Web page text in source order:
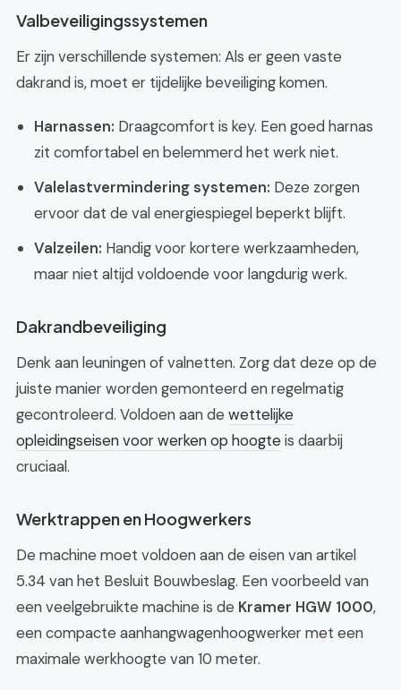
Valbeveiligingssystemen
Er zijn verschillende systemen: Als er geen vaste
dakrand is, moet er tijdelijke beveiliging komen.
Harnassen: Draagcomfort is key. Een goed harnas
zit comfortabel en belemmerd het werk niet.
Valelastvermindering systemen: Deze zorgen
ervoor dat de val energiespiegel beperkt blijft.
Valzeilen: Handig voor kortere werkzaamheden,
maar niet altijd voldoende voor langdurig werk.
Dakrandbeveiliging
Denk aan leuningen of valnetten. Zorg dat deze op de
juiste manier worden gemonteerd en regelmatig
gecontroleerd. Voldoen aan de wettelijke
opleidingseisen voor werken op hoogteis daarbij
cruciaal.
Werktrappen en Hoogwerkers
De machine moet voldoen aan de eisen van artikel
5.34 van het Besluit Bouwbeslag. Een voorbeeld van
een veelgebruikte machine is de Kramer HGW 1000,
een compacte aanhangwagenhoogwerker met een
maximale werkhoogte van 10 meter.